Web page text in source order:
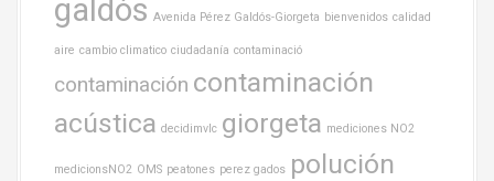
galdós Avenida Pérez Galdós-Giorgeta bienvenidos calidad
aire cambio climatico ciudadanía contaminació
contaminación contaminación
acústica decidimvlc giorgeta mediciones NO2
medicionsNO2 OMS peatones perez gados polución